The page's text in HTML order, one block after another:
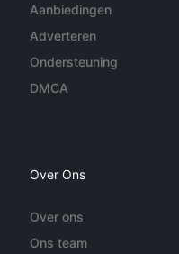
Aanbiedingen
Adverteren
Ondersteuning
DMCA
Over Ons
Over ons
Ons team